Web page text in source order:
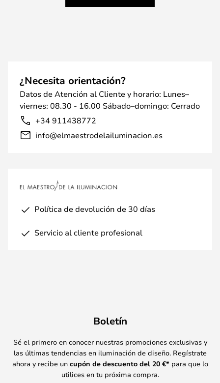
¿Necesita orientación?
Datos de Atención al Cliente y horario: Lunes–
viernes: 08.30 - 16.00 Sábado–domingo: Cerrado
+34 911438772
info@elmaestrodelailuminacion.es
Política de devolución de 30 días
Servicio al cliente profesional
Boletín
Sé el primero en conocer nuestras promociones exclusivas y
las últimas tendencias en iluminación de diseño. Regístrate
ahora y recibe un cupón de descuento del 20 €* para que lo
utilices en tu próxima compra.